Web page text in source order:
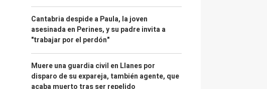
Cantabria despide a Paula, la joven
asesinada en Perines, y su padre invita a
"trabajar por el perdón"
Muere una guardia civil en Llanes por
disparo de su expareja, también agente, que
acaba muerto tras ser repelido